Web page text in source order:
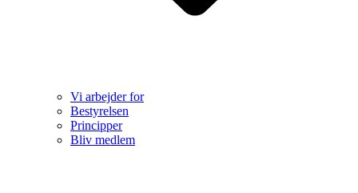
Vi arbejder for
Bestyrelsen
Principper
Bliv medlem